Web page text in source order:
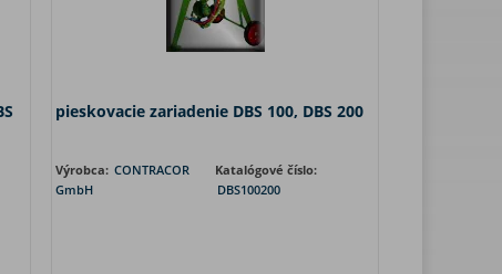
pieskovacie zariadenie DBS 100, DBS 200
Výrobca: CONTRACOR
GmbH
Katalógové číslo:
DBS100200